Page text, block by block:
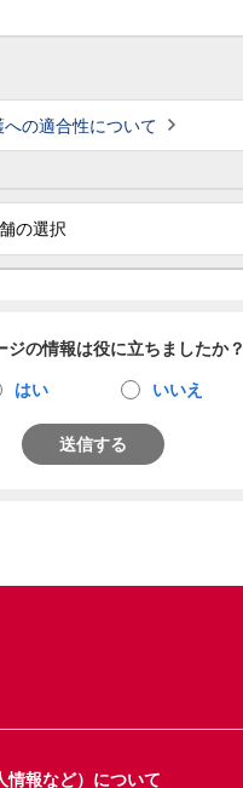
の適合性について
の選択
ジの情報は役に立ちましたか？
はい いいえ
送信する
情報など）について